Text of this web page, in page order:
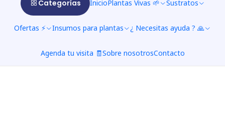
Categorías InicioPlantas Vivas 🌱 Sustratos
Ofertas ⚡ Insumos para plantas ¿ Necesitas ayuda ? 🙏
Agenda tu visita 🧾Sobre nosotrosContacto